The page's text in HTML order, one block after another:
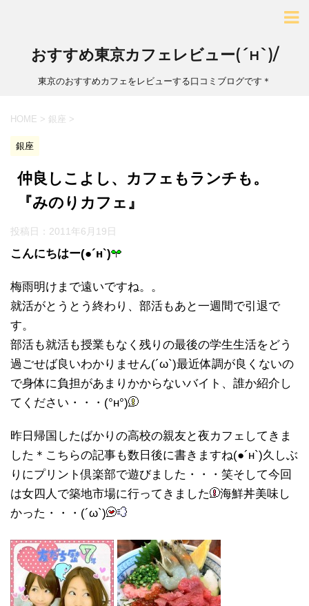
おすすめ東京カフェレビュー(´н`)/
東京のおすすめカフェをレビューする口コミブログです＊
HOME > 銀座 >
銀座
仲良しこよし、カフェもランチも。
『みのりカフェ』
投稿日： 2011年6月19日
こんにちはー(●´н`)
梅雨明けまで遠いですね。。
就活がとうとう終わり、部活もあと一週間で引退で
す。
部活も就活も授業もなく残りの最後の学生生活をどう
過ごせば良いわかりません(´ω`)最近体調が良くないの
で身体に負担があまりかからないバイト、誰か紹介し
てください・・・(°н°)
昨日帰国したばかりの高校の親友と夜カフェしてきま
した＊こちらの記事も数日後に書きますね(●´н`)久しぶ
りにプリント倶楽部で遊びました・・・笑そして今回
は女四人で築地市場に行ってきました
海鮮丼美味し
かった・・・(´ω`)